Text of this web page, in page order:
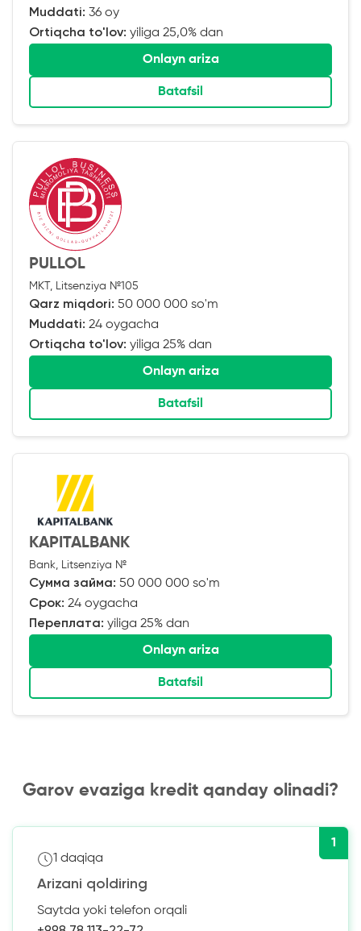
Muddati: 36 oy
Ortiqcha to'lov: yiliga 25,0% dan
Onlayn ariza
Batafsil
PULLOL
MKT, Litsenziya №105
Qarz miqdori: 50 000 000 so'm
Muddati: 24 oygacha
Ortiqcha to'lov: yiliga 25% dan
Onlayn ariza
Batafsil
KAPITALBANK
Bank, Litsenziya №
Сумма займа: 50 000 000 so'm
Срок: 24 oygacha
Переплата: yiliga 25% dan
Onlayn ariza
Batafsil
Garov evaziga kredit qanday olinadi?
1
1 daqiqa
Arizani qoldiring
Saytda yoki telefon orqali